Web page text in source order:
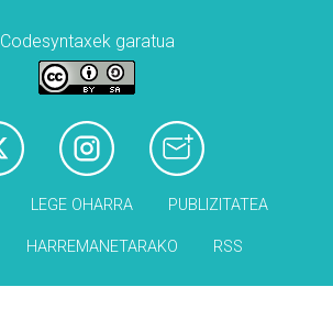
Codesyntaxek garatua
LEGE OHARRA PUBLIZITATEA
HARREMANETARAKO RSS